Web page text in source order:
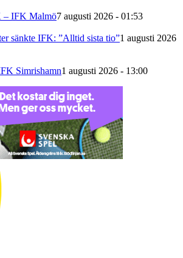
– IFK Malmö7 augusti 2026 - 01:53
sänkte IFK: ”Alltid sista tio”1 augusti 2026
Simrishamn1 augusti 2026 - 13:00